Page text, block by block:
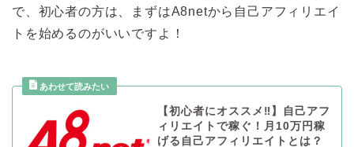
で、初心者の方は、まずはA8netから自己アフィリエイ
トを始めるのがいいですよ！
【初心者にオススメ‼︎】自己アフ
ィリエイトで稼ぐ！月10万円稼
げる自己アフィリエイトとは？